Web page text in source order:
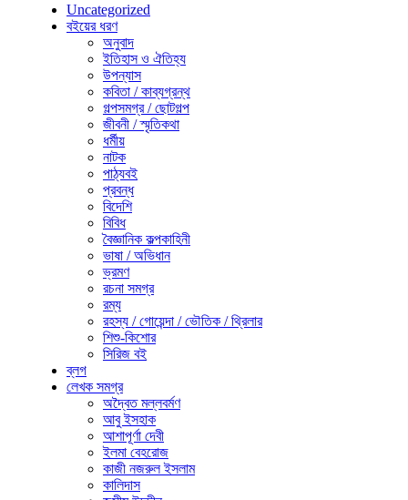
Uncategorized
বইয়ের ধরণ
অনুবাদ
ইতিহাস ও ঐতিহ্য
উপন্যাস
কবিতা / কাব্যগ্রন্থ
গল্পসমগ্র / ছোটগল্প
জীবনী / স্মৃতিকথা
ধর্মীয়
নাটক
পাঠ্যবই
প্রবন্ধ
বিদেশি
বিবিধ
বৈজ্ঞানিক কল্পকাহিনী
ভাষা / অভিধান
ভ্রমণ
রচনা সমগ্র
রম্য
রহস্য / গোয়েন্দা / ভৌতিক / থ্রিলার
শিশু-কিশোর
সিরিজ বই
ব্লগ
লেখক সমগ্র
অদ্বৈত মল্লবর্মণ
আবু ইসহাক
আশাপূর্ণা দেবী
ইলমা বেহরোজ
কাজী নজরুল ইসলাম
কালিদাস